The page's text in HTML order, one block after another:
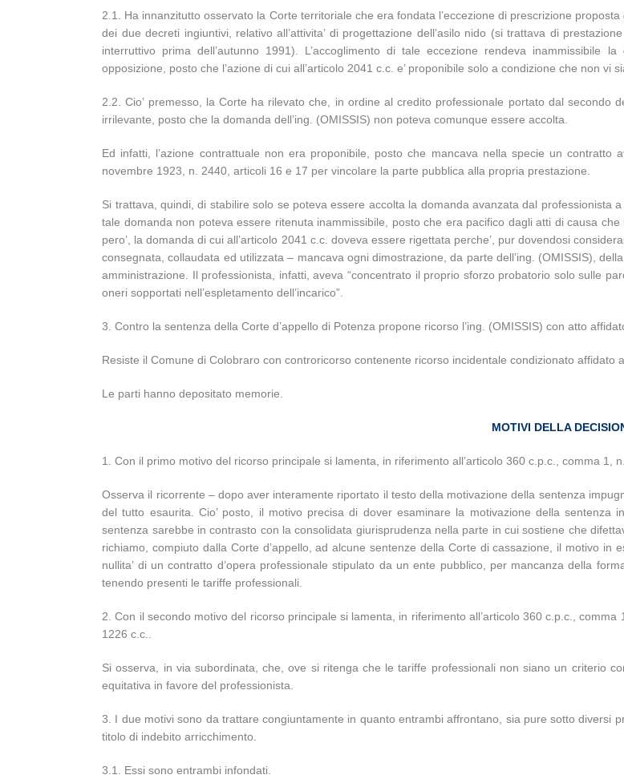
2.1. Ha innanzitutto osservato la Corte territoriale che era fondata l’eccezione di prescrizione
dei due decreti ingiuntivi, relativo all’attivita’ di progettazione dell’asilo nido (si trattava di
interruttivo prima dell’autunno 1991). L’accoglimento di tale eccezione rendeva inammissibile
opposizione, posto che l’azione di cui all’articolo 2041 c.c. e’ proponibile solo a condizione che non vi
2.2. Cio’ premesso, la Corte ha rilevato che, in ordine al credito professionale portato dal secondo
irrilevante, posto che la domanda dell’ing. (OMISSIS) non poteva comunque essere accolta.
Ed infatti, l’azione contrattuale non era proponibile, posto che mancava nella specie un
novembre 1923, n. 2440, articoli 16 e 17 per vincolare la parte pubblica alla propria prestazione.
Si trattava, quindi, di stabilire solo se poteva essere accolta la domanda avanzata dal professionista
tale domanda non poteva essere ritenuta inammissibile, posto che era pacifico dagli atti di causa
pero’, la domanda di cui all’articolo 2041 c.c. doveva essere rigettata perche’, pur dovendosi
consegnata, collaudata ed utilizzata – mancava ogni dimostrazione, da parte dell’ing. (OMISSIS),
amministrazione. Il professionista, infatti, aveva “concentrato il proprio sforzo probatorio solo sulle
oneri sopportati nell’espletamento dell’incarico”.
3. Contro la sentenza della Corte d’appello di Potenza propone ricorso l’ing. (OMISSIS) con atto
Resiste il Comune di Colobraro con controricorso contenente ricorso incidentale condizionato affidato
Le parti hanno depositato memorie.
MOTIVI DELLA
1. Con il primo motivo del ricorso principale si lamenta, in riferimento all’articolo 360 c.p.c., comma 1,
Osserva il ricorrente – dopo aver interamente riportato il testo della motivazione della sentenza
del tutto esaurita. Cio’ posto, il motivo precisa di dover esaminare la motivazione della
sentenza sarebbe in contrasto con la consolidata giurisprudenza nella parte in cui sostiene che
richiamo, compiuto dalla Corte d’appello, ad alcune sentenze della Corte di cassazione, il motivo in
nullita’ di un contratto d’opera professionale stipulato da un ente pubblico, per mancanza della
tenendo presenti le tariffe professionali.
2. Con il secondo motivo del ricorso principale si lamenta, in riferimento all’articolo 360 c.p.c.,
1226 c.c..
Si osserva, in via subordinata, che, ove si ritenga che le tariffe professionali non siano un criterio
equitativa in favore del professionista.
3. I due motivi sono da trattare congiuntamente in quanto entrambi affrontano, sia pure sotto diversi
titolo di indebito arricchimento.
3.1. Essi sono entrambi infondati.